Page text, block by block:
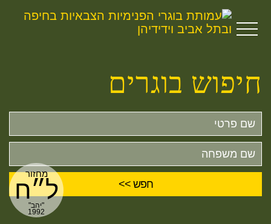
חיפוש בוגרים
שם
פרטי
שם
משפחה
מחזור
ל״ח
"יהב"
1992